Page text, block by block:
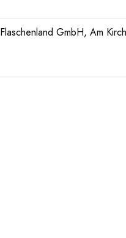
Flaschenland GmbH, Am